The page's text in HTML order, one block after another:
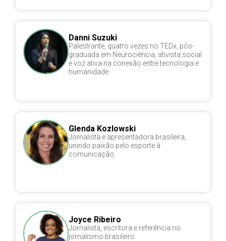
Danni Suzuki
Palestrante, quatro vezes no TEDx, pós-
graduada em Neurociência, ativista social
e voz ativa na conexão entre tecnologia e
humanidade.
Glenda Kozlowski
Jornalista e apresentadora brasileira,
unindo paixão pelo esporte à
comunicação.
Joyce Ribeiro
Jornalista, escritora e referência no
jornalismo brasileiro.